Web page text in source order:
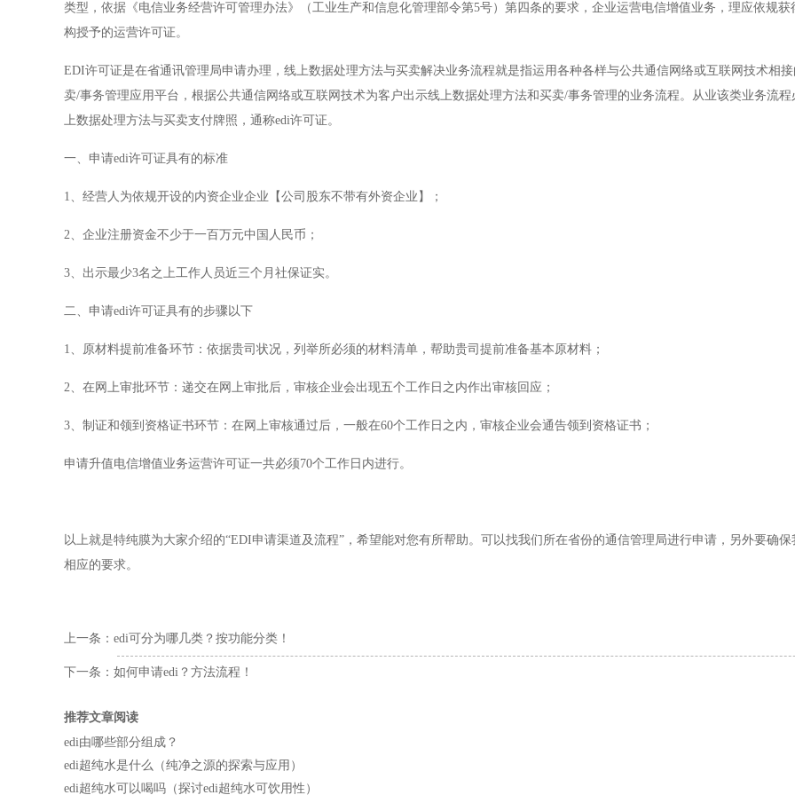
类型，依据《电信业务经营许可管理办法》（工业生产和信息化管理部令第5号）第四条的要求，企业运营电信增值业务，理应依规获
构授予的运营许可证。
EDI许可证是在省通讯管理局申请办理，线上数据处理方法与买卖解决业务流程就是指运用各种各样与公共通信网络或互联网技术相
卖/事务管理应用平台，根据公共通信网络或互联网技术为客户出示线上数据处理方法和买卖/事务管理的业务流程。从业该类业务流
上数据处理方法与买卖支付牌照，通称edi许可证。
一、申请edi许可证具有的标准
1、经营人为依规开设的内资企业企业【公司股东不带有外资企业】；
2、企业注册资金不少于一百万元中国人民币；
3、出示最少3名之上工作人员近三个月社保证实。
二、申请edi许可证具有的步骤以下
1、原材料提前准备环节：依据贵司状况，列举所必须的材料清单，帮助贵司提前准备基本原材料；
2、在网上审批环节：递交在网上审批后，审核企业会出现五个工作日之内作出审核回应；
3、制证和领到资格证书环节：在网上审核通过后，一般在60个工作日之内，审核企业会通告领到资格证书；
申请升值电信增值业务运营许可证一共必须70个工作日内进行。
以上就是特纯膜为大家介绍的“EDI申请渠道及流程”，希望能对您有所帮助。可以找我们所在省份的通信管理局进行申请，另外要确
相应的要求。
上一条： edi可分为哪几类？按功能分类！
下一条： 如何申请edi？方法流程！
推荐文章阅读
edi由哪些部分组成？
edi超纯水是什么（纯净之源的探索与应用）
edi超纯水可以喝吗（探讨edi超纯水可饮用性）